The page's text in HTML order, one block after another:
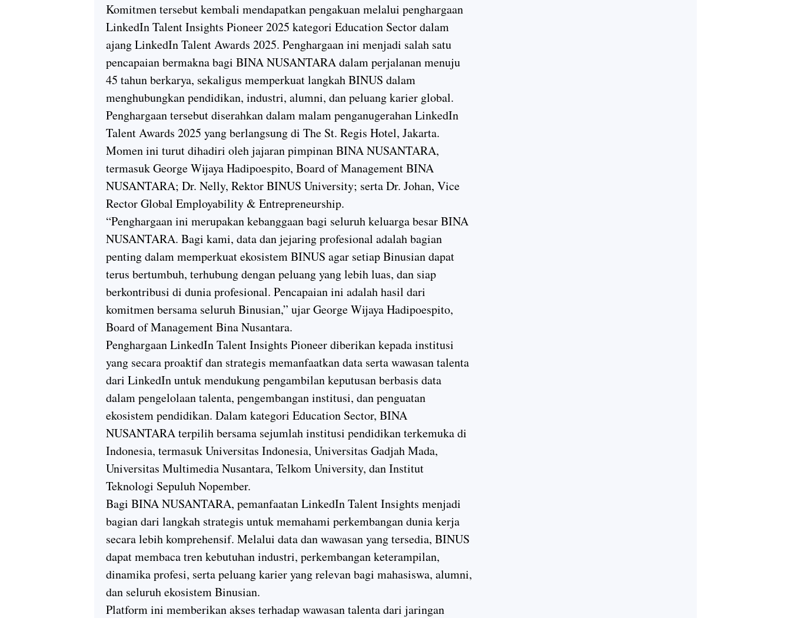
Komitmen tersebut kembali mendapatkan pengakuan melalui penghargaan
LinkedIn Talent Insights Pioneer 2025 kategori Education Sector dalam
ajang LinkedIn Talent Awards 2025. Penghargaan ini menjadi salah satu
pencapaian bermakna bagi BINA NUSANTARA dalam perjalanan menuju
45 tahun berkarya, sekaligus memperkuat langkah BINUS dalam
menghubungkan pendidikan, industri, alumni, dan peluang karier global.
Penghargaan tersebut diserahkan dalam malam penganugerahan LinkedIn
Talent Awards 2025 yang berlangsung di The St. Regis Hotel, Jakarta.
Momen ini turut dihadiri oleh jajaran pimpinan BINA NUSANTARA,
termasuk George Wijaya Hadipoespito, Board of Management BINA
NUSANTARA; Dr. Nelly, Rektor BINUS University; serta Dr. Johan, Vice
Rector Global Employability & Entrepreneurship.
“Penghargaan ini merupakan kebanggaan bagi seluruh keluarga besar BINA
NUSANTARA. Bagi kami, data dan jejaring profesional adalah bagian
penting dalam memperkuat ekosistem BINUS agar setiap Binusian dapat
terus bertumbuh, terhubung dengan peluang yang lebih luas, dan siap
berkontribusi di dunia profesional. Pencapaian ini adalah hasil dari
komitmen bersama seluruh Binusian,” ujar George Wijaya Hadipoespito,
Board of Management Bina Nusantara.
Penghargaan LinkedIn Talent Insights Pioneer diberikan kepada institusi
yang secara proaktif dan strategis memanfaatkan data serta wawasan talenta
dari LinkedIn untuk mendukung pengambilan keputusan berbasis data
dalam pengelolaan talenta, pengembangan institusi, dan penguatan
ekosistem pendidikan. Dalam kategori Education Sector, BINA
NUSANTARA terpilih bersama sejumlah institusi pendidikan terkemuka di
Indonesia, termasuk Universitas Indonesia, Universitas Gadjah Mada,
Universitas Multimedia Nusantara, Telkom University, dan Institut
Teknologi Sepuluh Nopember.
Bagi BINA NUSANTARA, pemanfaatan LinkedIn Talent Insights menjadi
bagian dari langkah strategis untuk memahami perkembangan dunia kerja
secara lebih komprehensif. Melalui data dan wawasan yang tersedia, BINUS
dapat membaca tren kebutuhan industri, perkembangan keterampilan,
dinamika profesi, serta peluang karier yang relevan bagi mahasiswa, alumni,
dan seluruh ekosistem Binusian.
Platform ini memberikan akses terhadap wawasan talenta dari jaringan